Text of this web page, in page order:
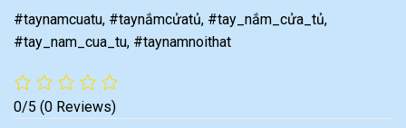
#taynamcuatu, #taynắmcửatủ, #tay_nắm_cửa_tủ,
#tay_nam_cua_tu, #taynamnoithat
0/5 (0 Reviews)